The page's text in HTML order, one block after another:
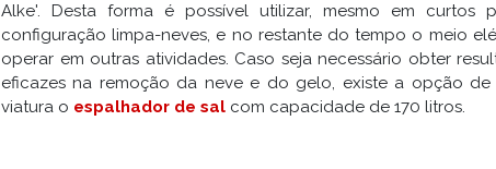
Alke'. Desta forma é possível utilizar, mesmo em curtos
configuração limpa-neves, e no restante do tempo o meio
operar em outras atividades. Caso seja necessário obter
eficazes na remoção da neve e do gelo, existe a opção de
viatura o espalhador de sal com capacidade de 170 litros.